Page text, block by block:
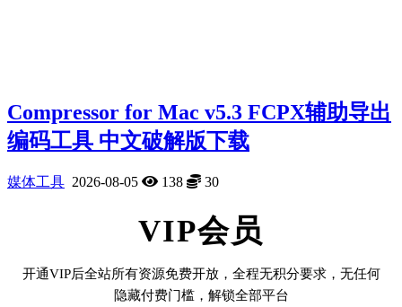
Compressor for Mac v5.3 FCPX辅助导出
编码工具 中文破解版下载
媒体工具 2026-08-05 138 30
VIP会员
开通VIP后全站所有资源免费开放，全程无积分要求，无任何
隐藏付费门槛，解锁全部平台